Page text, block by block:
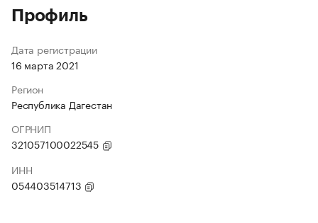
Профиль
Дата регистрации
16 марта 2021
Регион
Республика Дагестан
ОГРНИП
321057100022545
ИНН
054403514713